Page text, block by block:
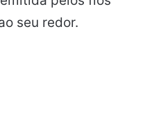
seu redor.